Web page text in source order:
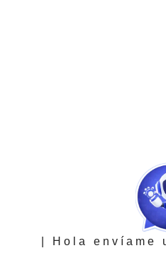
| Hola envíame